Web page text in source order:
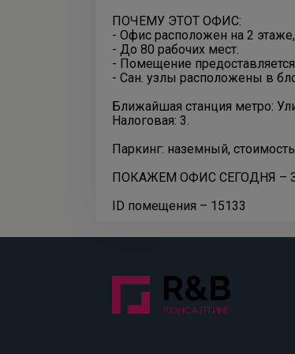
ПОЧЕМУ ЭТОТ ОФИС:
- Офис расположен на 2
- До 80 рабочих мест.
- Помещение
- Сан. узлы расположены в
Ближайшая станция метро:
Налоговая: 3.
Паркинг: наземный,
ПОКАЖЕМ ОФИС СЕГОДНЯ –
ID помещения – 15133